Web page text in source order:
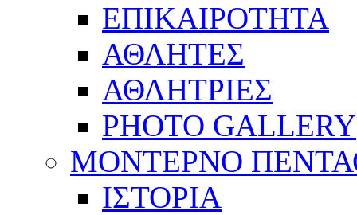
ΕΠΙΚΑΙΡΟΤΗΤΑ
ΑΘΛΗΤΕΣ
ΑΘΛΗΤΡΙΕΣ
PHOTO GALLERY
ΜΟΝΤΕΡΝΟ
ΙΣΤΟΡΙΑ